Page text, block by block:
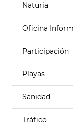
Naturia
Oficina
Participación
Playas
Sanidad
Tráfico